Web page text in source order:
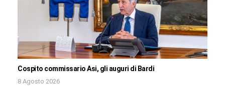
Cospito commissario Asi, gli auguri di Bardi
8 Agosto 2026